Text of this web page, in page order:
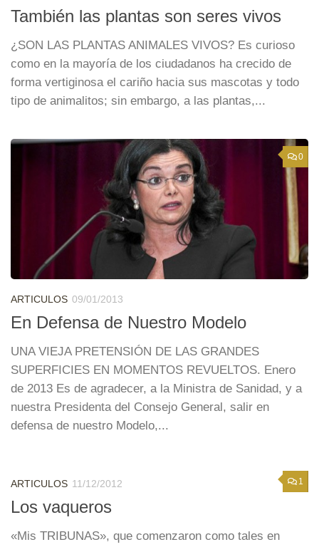
También las plantas son seres vivos
¿SON LAS PLANTAS ANIMALES VIVOS? Es curioso
como en la mayoría de los ciudadanos ha crecido de
forma vertiginosa el cariño hacia sus mascotas y todo
tipo de animalitos; sin embargo, a las plantas,...
0
ARTICULOS 09/01/2013
En Defensa de Nuestro Modelo
UNA VIEJA PRETENSIÓN DE LAS GRANDES
SUPERFICIES EN MOMENTOS REVUELTOS. Enero
de 2013 Es de agradecer, a la Ministra de Sanidad, y a
nuestra Presidenta del Consejo General, salir en
defensa de nuestro Modelo,...
1
ARTICULOS 11/12/2012
Los vaqueros
«Mis TRIBUNAS», que comenzaron como tales en